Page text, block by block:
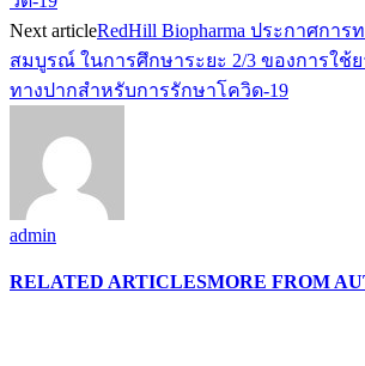
Next articleRedHill Biopharma ประกาศการ
สมบูรณ์ ในการศึกษาระยะ 2/3 ของการใช้ย
ทางปากสำหรับการรักษาโควิด-19
admin
RELATED ARTICLESMORE FROM